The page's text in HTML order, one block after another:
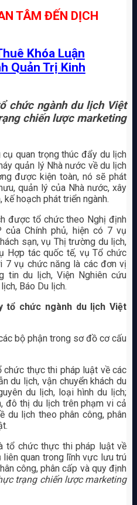
TÂM ĐẾN DỊCH
Khóa Luận
Quản Trị Kinh
chức ngành du lịch Việt
chiến lược marketing
quan trọng thúc đẩy du lịch
quản lý Nhà nước về du lịch
được kiện toàn, nó sẽ phát
quản lý của Nhà nước, xây
hoạch phát triển ngành.
được tổ chức theo Nghị định
Chính phủ, hiện có 7 vụ
sạn, vụ Thị trường du lịch,
Hợp tác quốc tế, vụ Tổ chức
7 vụ chức năng là các đơn vị
tin du lịch, Viện Nghiên cứu
Báo Du lịch.
tổ chức ngành du lịch Việt
bộ phận trong sơ đồ cơ cấu
chức thực thi pháp luật về các
du lịch, vận chuyển khách du
du lịch, loại hình du lịch;
đô thị du lịch trên phạm vi cả
du lịch theo phân công, phân
tổ chức thực thi pháp luật về
quan trong lĩnh vực lưu trú
công, phân cấp và quy định
trạng chiến lược marketing